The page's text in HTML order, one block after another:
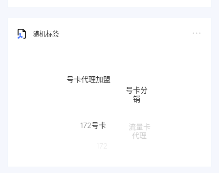
随机标签
销
流量卡
代理
172